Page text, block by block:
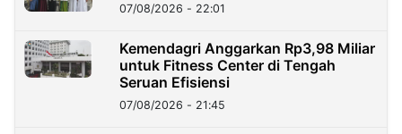
07/08/2026 - 22:01
Kemendagri Anggarkan Rp3,98 Miliar
untuk Fitness Center di Tengah
Seruan Efisiensi
07/08/2026 - 21:45